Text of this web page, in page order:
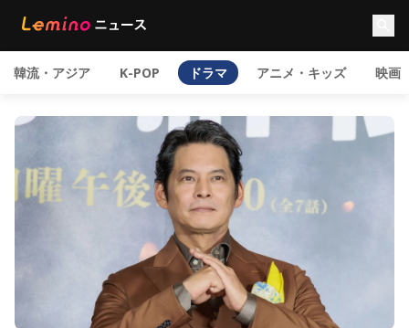
韓流・アジア K-POP ドラマ アニメ・キッズ 映画